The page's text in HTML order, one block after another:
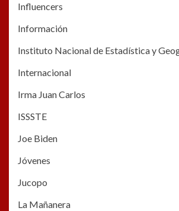
Influencers
Información
Instituto Nacional de Estadística y
Internacional
Irma Juan Carlos
ISSSTE
Joe Biden
Jóvenes
Jucopo
La Mañanera